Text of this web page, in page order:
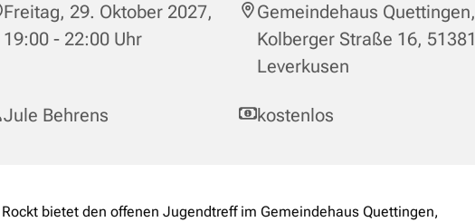
Freitag, 29. Oktober 2027,
19:00 - 22:00 Uhr
Gemeindehaus Quettingen,
Kolberger Straße 16, 51381
Leverkusen
Jule Behrens kostenlos
Rockt bietet den offenen Jugendtreff im Gemeindehaus Quettingen,